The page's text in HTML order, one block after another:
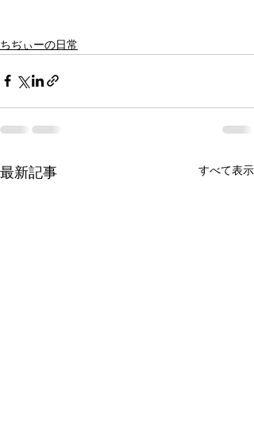
ちぢぃーの日常
最新記事 すべて表示